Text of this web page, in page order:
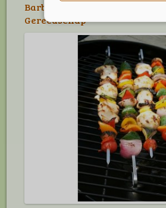
Barbecue
Gereedschap